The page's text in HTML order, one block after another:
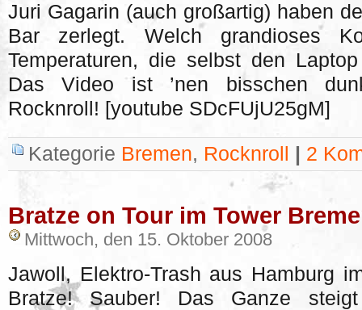
Juri Gagarin (auch großartig) haben
Bar zerlegt. Welch grandioses
Temperaturen, die selbst den
Das Video ist ’nen bisschen
Rocknroll! [youtube SDcFUjU25gM]
Kategorie Bremen, Rocknroll 2
Bratze on Tour im Tower
Mittwoch, den 15. Oktober 2008
Jawoll, Elektro-Trash aus Hamburg
Bratze! Sauber! Das Ganze